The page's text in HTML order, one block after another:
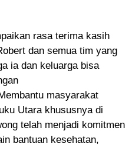
rasa terima kasih
dan semua tim yang
ia dan keluarga bisa
masyarakat
Utara khususnya di
telah menjadi komitmen
bantuan kesehatan,